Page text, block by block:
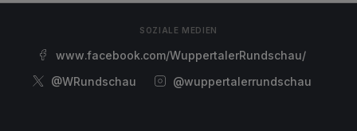
SOZIALE MEDIEN
www.facebook.com/WuppertalerRundschau/
@WRundschau
@wuppertalerrundschau